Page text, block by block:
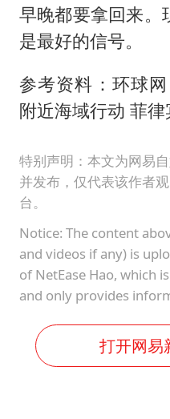
早晚都要拿回来。
是最好的信号。
参考资料：环球
附近海域行动 菲
特别声明：本文为网易
并发布，仅代表该作者
台。
Notice: The content
and videos if any) is
of NetEase Hao, which
and only provides
打开网易